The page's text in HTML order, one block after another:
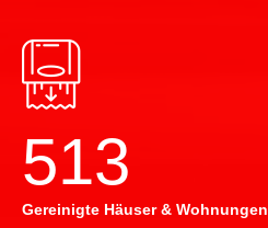
514
Gereinigte Häuser & Wohnungen